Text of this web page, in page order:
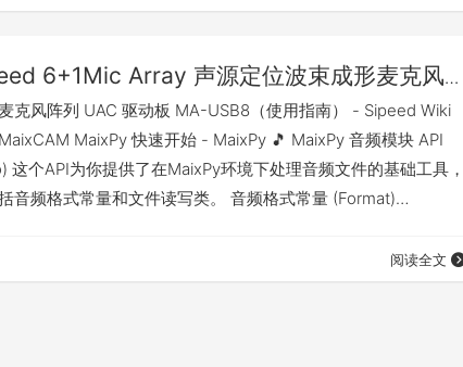
查询你存放在 MySQL、Elasticsearch、…
6+1Mic Array 声源定位波束成形麦克风阵
克风阵列 UAC 驱动板 MA-USB8（使用指南） - Sipeed Wiki
MaixPy 快速开始 - MaixPy 🎵 MaixPy 音频模块 API
这个API为你提供了在MaixPy环境下处理音频文件的基础工具，
音频格式常量和文件读写类。 音频格式常量 (Format)
阅读全文